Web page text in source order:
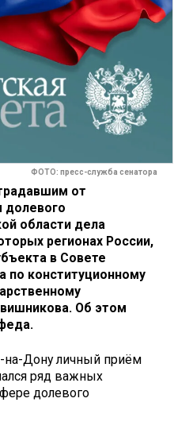
ФОТО: пресс-служба сенатора
от
долевого
области дела
регионах России,
в Совете
по конституционному
Об этом
на-Дону личный приём
ряд важных
долевого